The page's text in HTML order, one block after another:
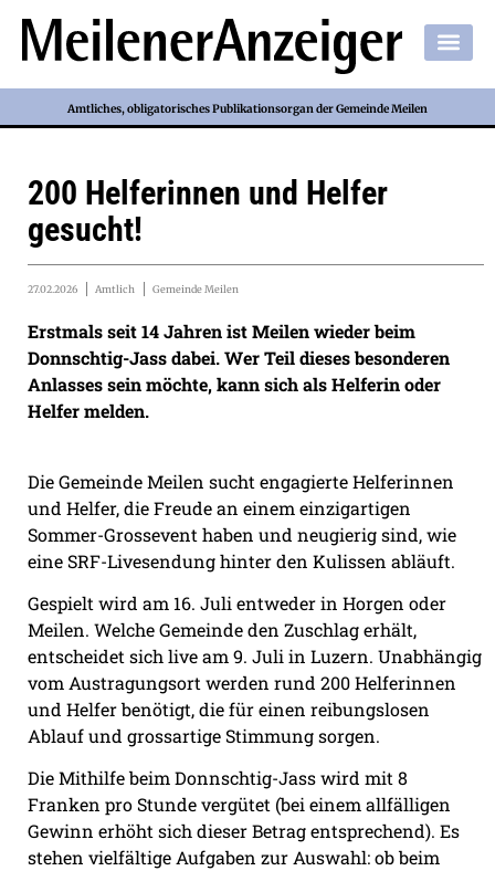
Amtliches, obligatorisches Publikationsorgan der Gemeinde Meilen
200 Helferinnen und Helfer
gesucht!
27.02.2026 Amtlich Gemeinde Meilen
Erstmals seit 14 Jahren ist Meilen wieder beim
Donnschtig-Jass dabei. Wer Teil dieses besonderen
Anlasses sein möchte, kann sich als Helferin oder
Helfer melden.
Die Gemeinde Meilen sucht engagierte Helferinnen
und Helfer, die Freude an einem einzigartigen
Sommer-Grossevent haben und neugierig sind, wie
eine SRF-Livesendung hinter den Kulissen abläuft.
Gespielt wird am 16. Juli entweder in Horgen oder
Meilen. Welche Gemeinde den Zuschlag erhält,
entscheidet sich live am 9. Juli in Luzern. Unabhängig
vom Austragungsort werden rund 200 Helferinnen
und Helfer benötigt, die für einen reibungslosen
Ablauf und grossartige Stimmung sorgen.
Die Mithilfe beim Donnschtig-Jass wird mit 8
Franken pro Stunde vergütet (bei einem allfälligen
Gewinn erhöht sich dieser Betrag entsprechend). Es
stehen vielfältige Aufgaben zur Auswahl: ob beim